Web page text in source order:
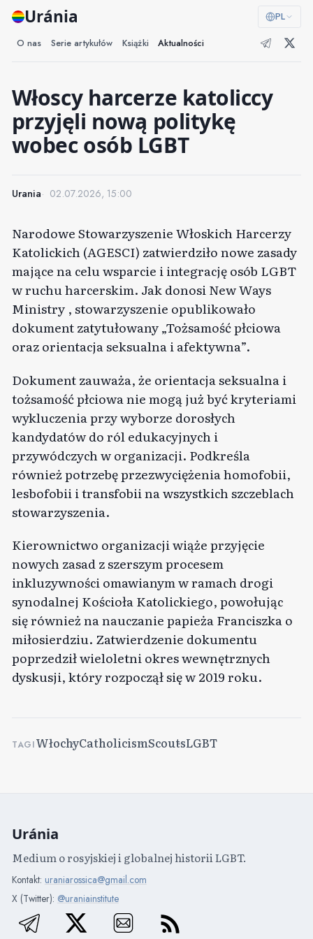
Uránia PL
O nas Serie artykułów Książki Aktualności
Włoscy harcerze katoliccy
przyjęli nową politykę
wobec osób LGBT
Urania 02.07.2026, 15:00
Narodowe Stowarzyszenie Włoskich Harcerzy
Katolickich (AGESCI) zatwierdziło nowe zasady
mające na celu wsparcie i integrację osób LGBT
w ruchu harcerskim. Jak donosiNew Ways
Ministry, stowarzyszenie opublikowało
dokument zatytułowany „Tożsamość płciowa
oraz orientacja seksualna i afektywna”.
Dokument zauważa, że orientacja seksualna i
tożsamość płciowa nie mogą już być kryteriami
wykluczenia przy wyborze dorosłych
kandydatów do ról edukacyjnych i
przywódczych w organizacji. Podkreśla
również potrzebę przezwyciężenia homofobii,
lesbofobii i transfobii na wszystkich szczeblach
stowarzyszenia.
Kierownictwo organizacji wiąże przyjęcie
nowych zasad z szerszym procesem
inkluzywności omawianym w ramach drogi
synodalnej Kościoła Katolickiego, powołując
się również na nauczanie papieża Franciszka o
miłosierdziu. Zatwierdzenie dokumentu
poprzedził wieloletni okres wewnętrznych
dyskusji, który rozpoczął się w 2019 roku.
TAGIWłochyCatholicismScoutsLGBT
Uránia
Medium o rosyjskiej i globalnej historii LGBT.
Kontakt: uraniarossica@gmail.com
X (Twitter): @uraniainstitute